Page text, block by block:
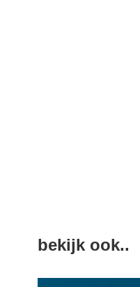
bekijk ook..